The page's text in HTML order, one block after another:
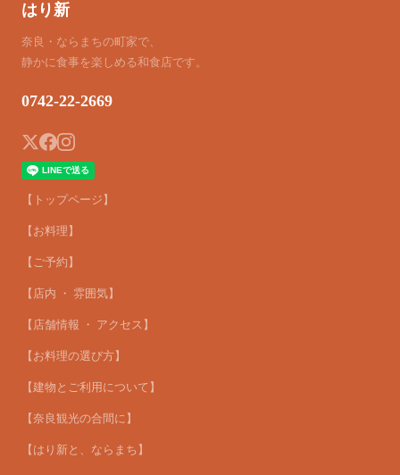
はり新
奈良・ならまちの町家で、
静かに食事を楽しめる和食店です。
0742-22-2669
【トップページ】
【お料理】
【ご予約】
【店内 ・ 雰囲気】
【店舗情報 ・ アクセス】
【お料理の選び方】
【建物とご利用について】
【奈良観光の合間に】
【はり新と、ならまち】